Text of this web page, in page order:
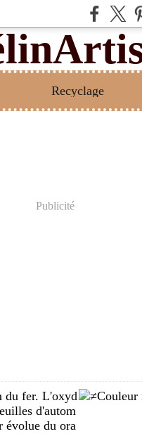
Recyclage
Publicité
du fer. L'oxyd
d'autom
évolue du ora